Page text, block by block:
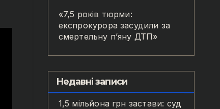
«7,5 років тюрми:
експрокурора засудили за
смертельну п’яну ДТП»
Недавні записи
1,5 мільйона грн застави: суд